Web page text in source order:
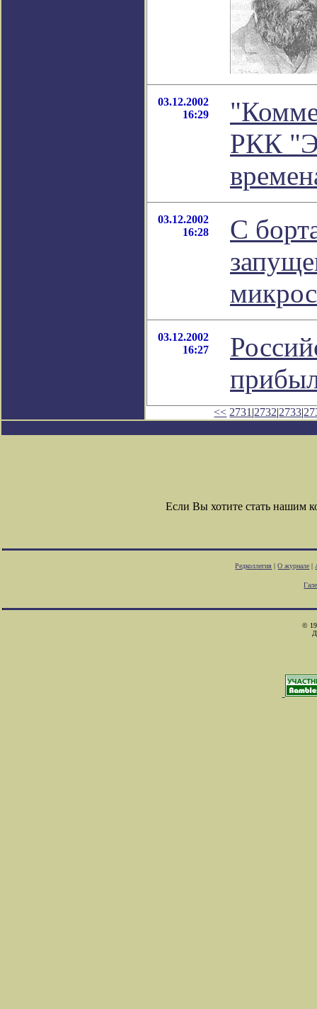
03.12.2002
16:29
РКК
03.12.2002
16:28
С
03.12.2002
16:27
<< 2731 |2732|2733|
Если Вы хотите стать нашим
Редколлегия |О журнале |
©